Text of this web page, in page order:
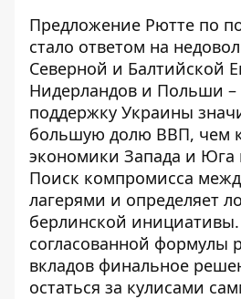
Предложение Рютте по
стало ответом на
Северной и Балтийской
Нидерландов и Польши
поддержку Украины
большую долю ВВП, чем
экономики Запада и Юга
Поиск компромисса
лагерями и определяет
берлинской инициативы.
согласованной формулы
вкладов финальное
остаться за кулисами